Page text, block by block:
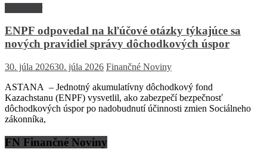
ENPF odpovedal na kľúčové otázky týkajúce sa
nových pravidiel správy dôchodkových úspor
30. júla 202630. júla 2026 Finančné Noviny
ASTANA – Jednotný akumulatívny dôchodkový fond
Kazachstanu (ENPF) vysvetlil, ako zabezpečí bezpečnosť
dôchodkových úspor po nadobudnutí účinnosti zmien Sociálneho
zákonníka,
FN Finančné Noviny